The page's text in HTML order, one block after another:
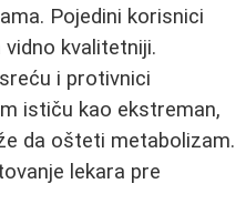
Pojedini korisnici
kvalitetniji.
i protivnici
ističu kao ekstreman,
da ošteti metabolizam.
lekara pre